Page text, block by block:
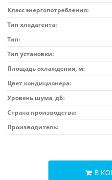
Класс энергопотребления:
Тип хладагента:
Тип:
Тип установки:
Площадь охлаждения, м:
Цвет кондиционера:
Уровень шума, дБ:
Страна производства:
Производитель:
В